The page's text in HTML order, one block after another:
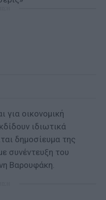
για οικονομική
ιδιωτικά
δημοσίευμα της
συνέντευξη του
Βαρουφάκη.